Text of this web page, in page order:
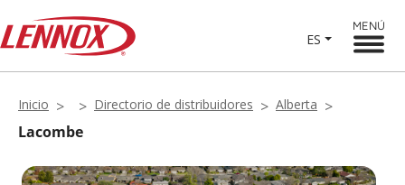
ES
MENÚ
Inicio Directorio de distribuidores Alberta
Lacombe